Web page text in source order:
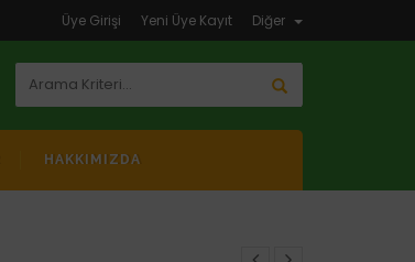
Üye Girişi Yeni Üye Kayıt Diğer
HAKKIMIZDA